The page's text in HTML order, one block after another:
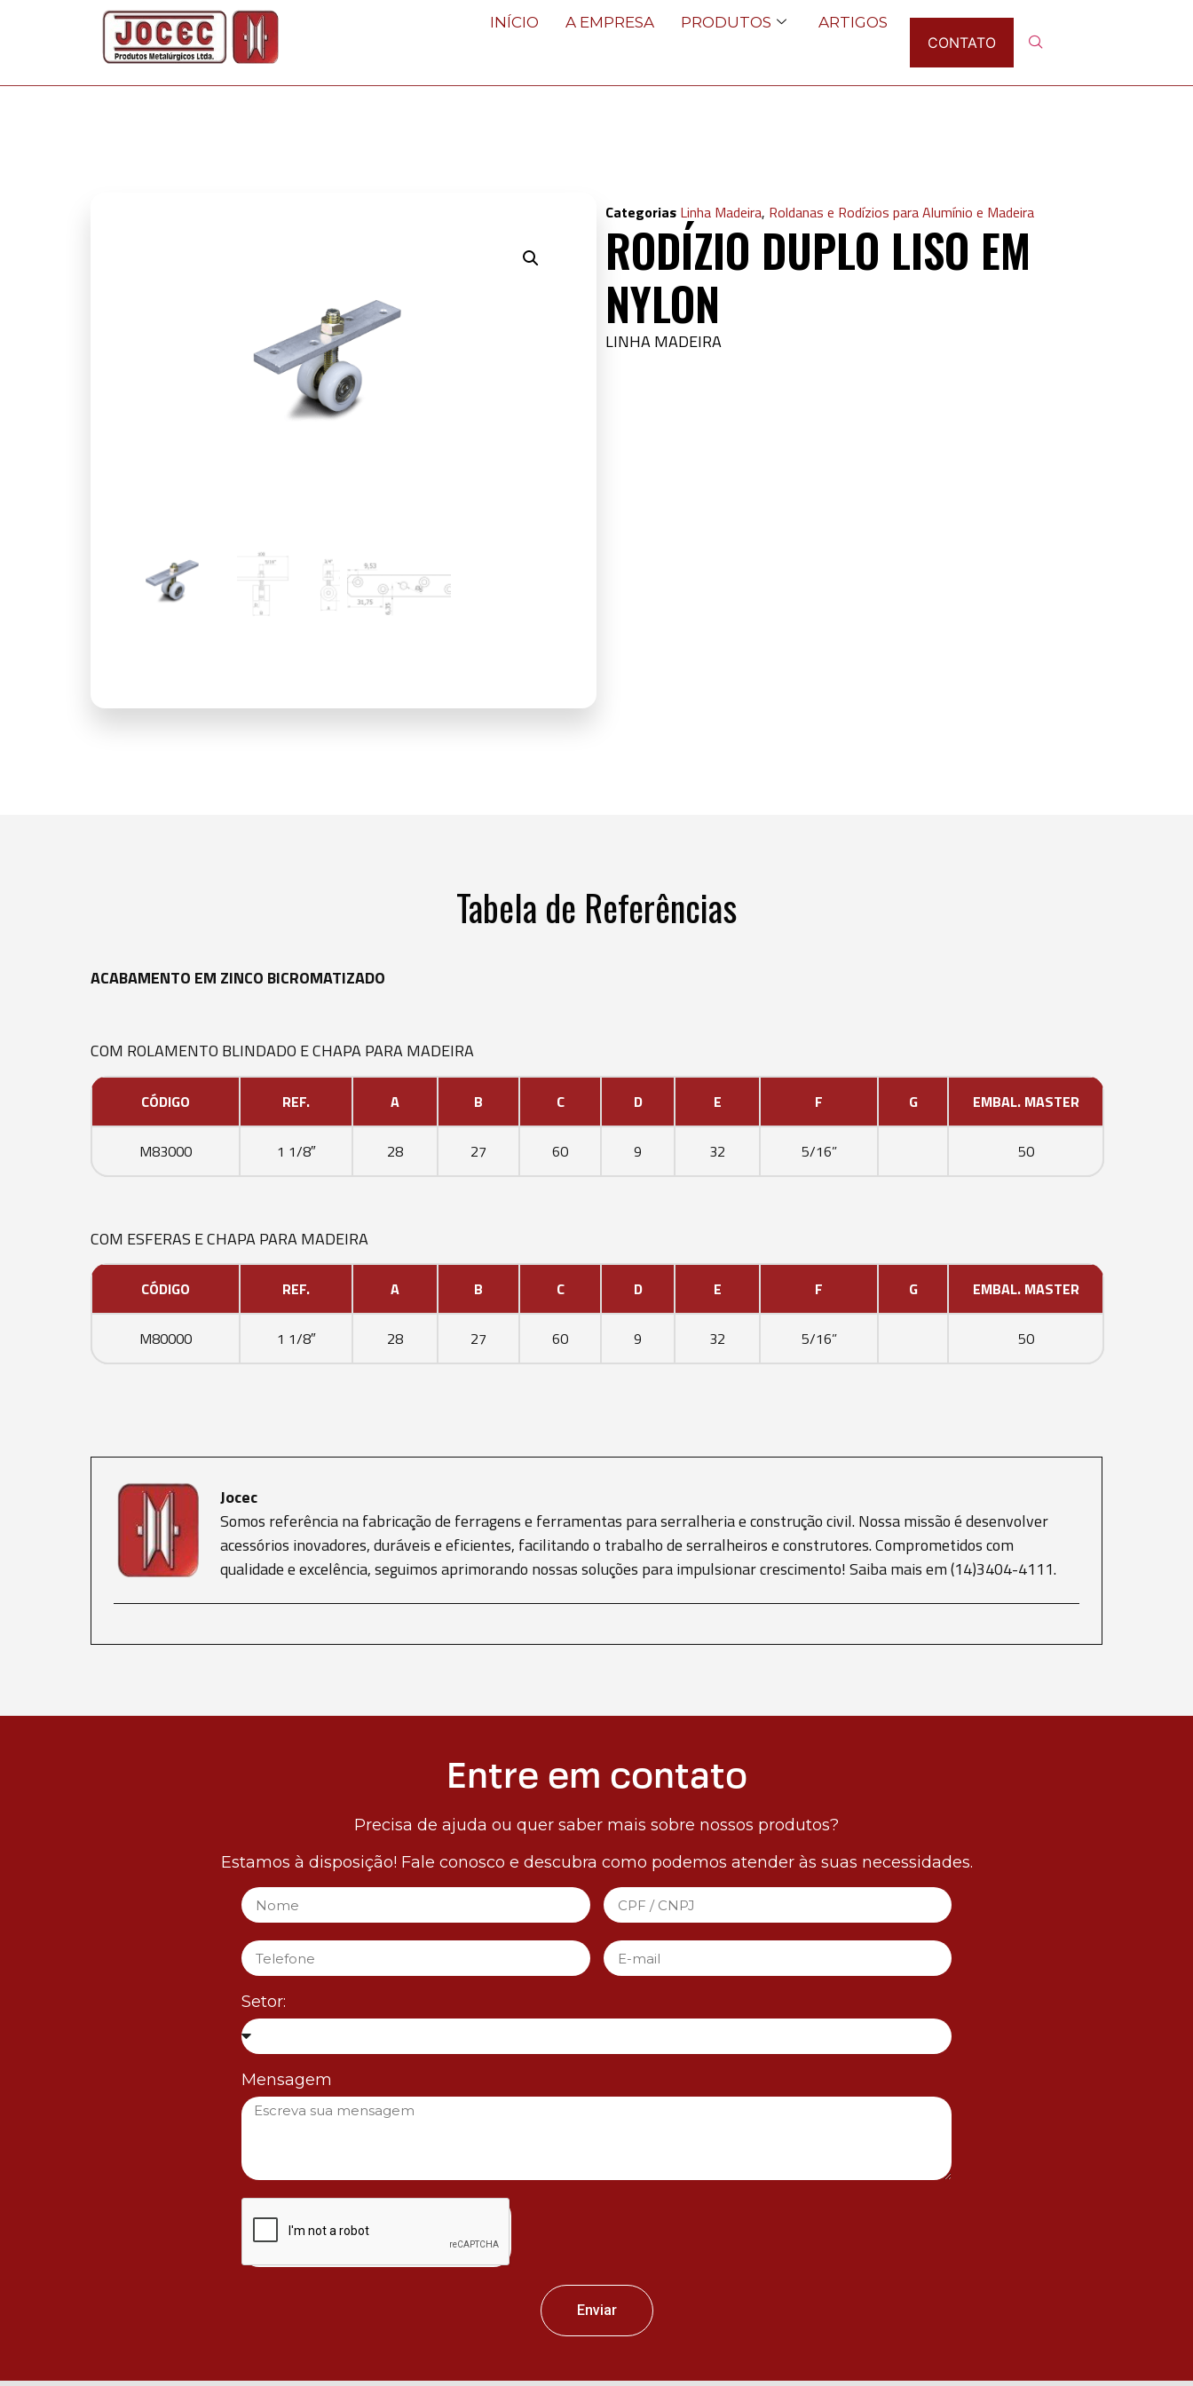
INÍCIO A EMPRESA PRODUTOS
ARTIGOS
CONTATO
Categorias Linha Madeira, Roldanas e Rodízios para Alumínio e Madeira
RODÍZIO DUPLO LISO EM
NYLON
LINHA MADEIRA
Tabela de Referências
ACABAMENTO EM ZINCO BICROMATIZADO
COM ROLAMENTO BLINDADO E CHAPA PARA MADEIRA
CÓDIGO REF. A B C D E F G EMBAL. MASTER
M83000 1 1/8″ 28 27 60 9 32 5/16” 50
COM ESFERAS E CHAPA PARA MADEIRA
CÓDIGO REF. A B C D E F G EMBAL. MASTER
M80000 1 1/8″ 28 27 60 9 32 5/16” 50
Jocec
Somos referência na fabricação de ferragens e ferramentas para serralheria e construção civil. Nossa missão é desenvolver
acessórios inovadores, duráveis e eficientes, facilitando o trabalho de serralheiros e construtores. Comprometidos com
qualidade e excelência, seguimos aprimorando nossas soluções para impulsionar crescimento! Saiba mais em (14)3404-4111.
Entre em contato
Precisa de ajuda ou quer saber mais sobre nossos produtos?
Estamos à disposição! Fale conosco e descubra como podemos atender às suas necessidades.
Setor:
Mensagem
Enviar